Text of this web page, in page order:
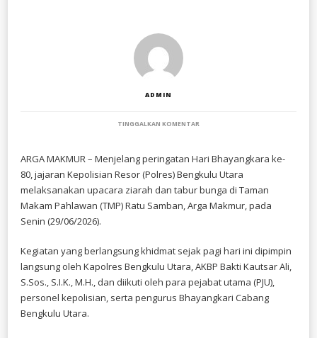
ADMIN
TINGGALKAN KOMENTAR
BHAYANGKARA
80,
POLRES
BENGKULU
UTARA
TABUR
DI
TMP
SAMBAN
​ARGA MAKMUR – Menjelang peringatan Hari Bhayangkara ke-
80, jajaran Kepolisian Resor (Polres) Bengkulu Utara
melaksanakan upacara ziarah dan tabur bunga di Taman
Makam Pahlawan (TMP) Ratu Samban, Arga Makmur, pada
Senin (29/06/2026).
​Kegiatan yang berlangsung khidmat sejak pagi hari ini dipimpin
langsung oleh Kapolres Bengkulu Utara, AKBP Bakti Kautsar Ali,
S.Sos., S.I.K., M.H., dan diikuti oleh para pejabat utama (PJU),
personel kepolisian, serta pengurus Bhayangkari Cabang
Bengkulu Utara.